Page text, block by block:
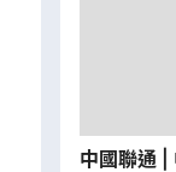
中國聯通 |